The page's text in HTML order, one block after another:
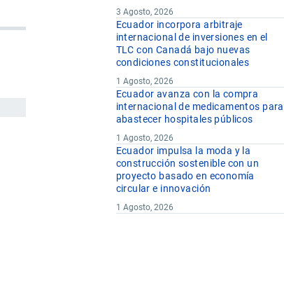
3 Agosto, 2026
Ecuador incorpora arbitraje
internacional de inversiones en el
TLC con Canadá bajo nuevas
condiciones constitucionales
1 Agosto, 2026
Ecuador avanza con la compra
internacional de medicamentos para
abastecer hospitales públicos
1 Agosto, 2026
Ecuador impulsa la moda y la
construcción sostenible con un
proyecto basado en economía
circular e innovación
1 Agosto, 2026